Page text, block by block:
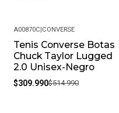
-40%
A00870C CONVERSE
Tenis Converse Botas
Chuck Taylor Lugged
2.0 Unisex-Negro
$309.990$514.990